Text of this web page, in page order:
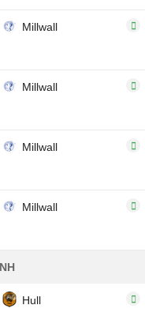
Millwall
Millwall
Millwall
Millwall
Hull